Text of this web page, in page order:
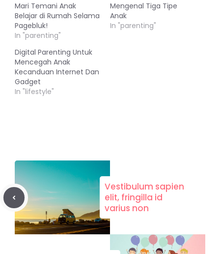
Mari Temani Anak
Belajar di Rumah Selama
Pagebluk!
In "parenting"
Mengenal Tiga Tipe
Anak
In "parenting"
Digital Parenting Untuk
Mencegah Anak
Kecanduan Internet Dan
Gadget
In "lifestyle"
Vestibulum sapien
elit, fringilla id
varius non